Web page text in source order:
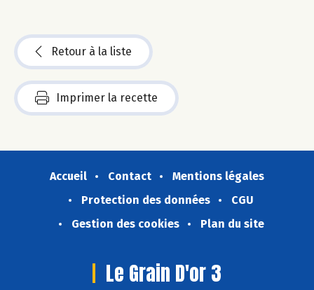
Retour à la liste
Imprimer la recette
Accueil Contact
Mentions légales
Protection des données
CGU
Gestion des cookies
Plan du site
Le Grain D'or 3